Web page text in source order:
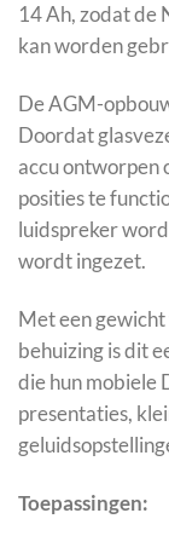
14 Ah, zodat de
kan worden
De AGM-
Doordat
accu ontworpen
posities te
luidspreker
wordt ingezet.
Met een
behuizing is dit
die hun mobiele
presentaties,
Toepassingen: